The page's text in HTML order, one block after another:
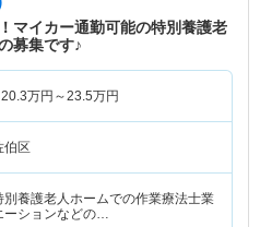
マイカー通勤可能の特別養護老
募集です♪
20.3万円～23.5万円
伯区
別養護老人ホームでの作業療法士業
ーションなどの…